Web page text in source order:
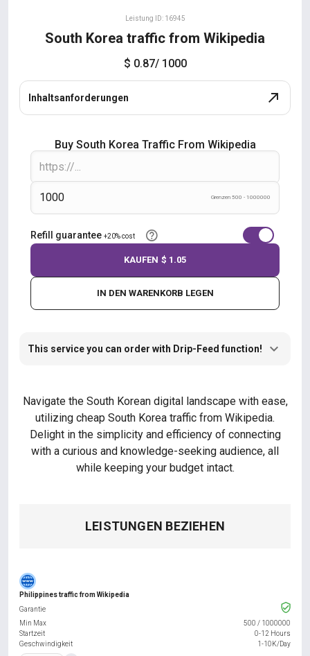
Leistung ID: 16945
South Korea traffic from Wikipedia
$ 0.87/ 1000
Inhaltsanforderungen
Buy South Korea Traffic From Wikipedia
Grenzen 500 - 1000000
Refill guarantee +20% cost
IN DEN WARENKORB LEGEN
KAUFEN $ 1.05
This service you can order with Drip-Feed function!
Navigate the South Korean digital landscape with ease,
utilizing cheap South Korea traffic from Wikipedia.
Delight in the simplicity and efficiency of connecting
with a curious and knowledge-seeking audience, all
while keeping your budget intact.
LEISTUNGEN BEZIEHEN
Philippines traffic from Wikipedia
Garantie
Min Max
500 / 1000000
Startzeit
0-12 Hours
Geschwindigkeit
1-10K/Day